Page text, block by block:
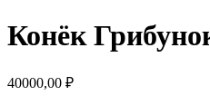
Конёк
40000,00 ₽